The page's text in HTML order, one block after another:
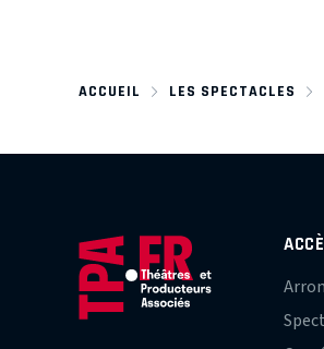
ACCUEIL LES SPECTACLES